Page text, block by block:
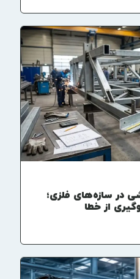
در سازه‌های فلزی؛
از خطا